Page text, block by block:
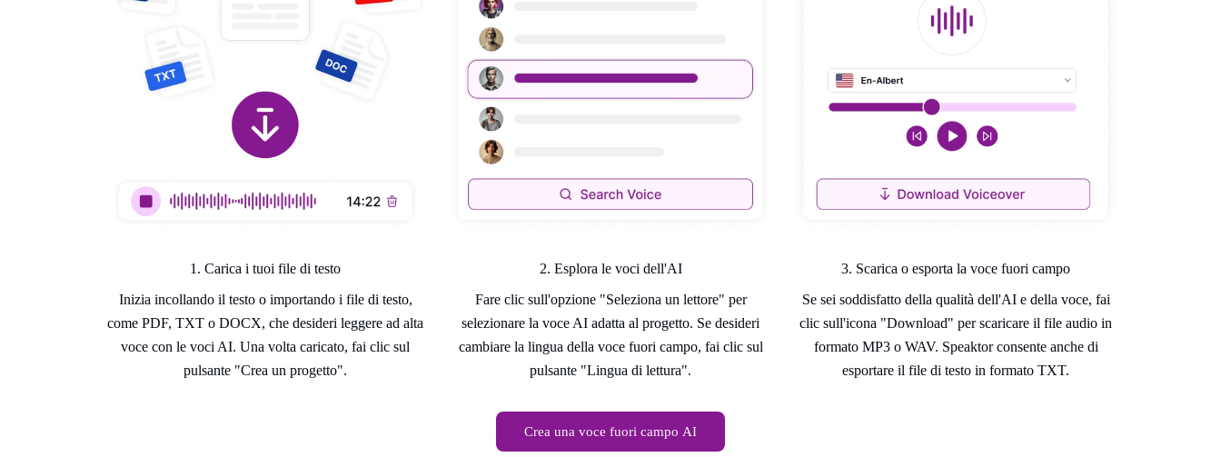
1. Carica i tuoi file di testo
Inizia incollando il testo o importando i file di testo,
come PDF, TXT o DOCX, che desideri leggere ad alta
voce con le voci AI. Una volta caricato, fai clic sul
pulsante "Crea un progetto".
2. Esplora le voci dell'AI
Fare clic sull'opzione "Seleziona un lettore" per
selezionare la voce AI adatta al progetto. Se desideri
cambiare la lingua della voce fuori campo, fai clic sul
pulsante "Lingua di lettura".
3. Scarica o esporta la voce fuori campo
Se sei soddisfatto della qualità dell'AI e della voce, fai
clic sull'icona "Download" per scaricare il file audio in
formato MP3 o WAV. Speaktor consente anche di
esportare il file di testo in formato TXT.
Crea una voce fuori campo AI